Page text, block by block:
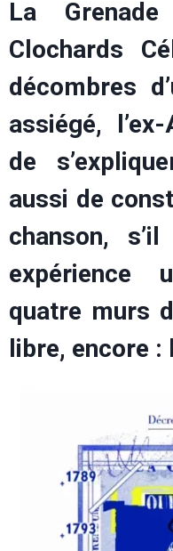
La
Clochards
décombres
assiégé,
de
aussi de
chanson,
expérience
quatre murs
libre, encore :